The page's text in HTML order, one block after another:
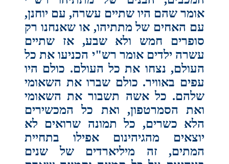
אומר שהם היו שתיים עשרה, עם יוחנן,
עם האחים של מתתיהו, או שאנחנו רק
סופרים חמש ולא שבע, אז שתיים
עשרה ילדים אומר רש"י הכניעו את כל
העולם, נצחו את כל העולם. כולם היו
עפים באוויר. כולם שברו את השאומי
שלהם. כל אשה תשבור את השאומי
ואת הסמרטפון, ואת כל המכשירים
הלא כשרים, כל תמונה שרואים לא
יוצאים מהגיהינום אפילו בתחיית
המתים, זה מיליארדים של שנים